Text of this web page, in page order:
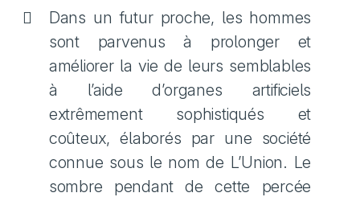
Dans un futur proche, les hommes
sont parvenus à prolonger et
améliorer la vie de leurs semblables
à l’aide d’organes artificiels
extrêmement sophistiqués et
coûteux, élaborés par une société
connue sous le nom de L’Union. Le
sombre pendant de cette percée